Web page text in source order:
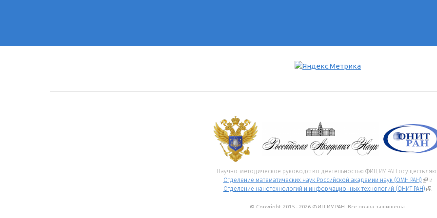
Научно-методическое руководство деятельностью ФИЦ ИУ РАН
Отделение математических наук Российской академии наук (ОМН РАН)
и
Отделение нанотехнологий и информационных технологий (ОНИТ РАН)
© Copyright 2015 - 2026 ФИЦ ИУ РАН. Все права защищены.